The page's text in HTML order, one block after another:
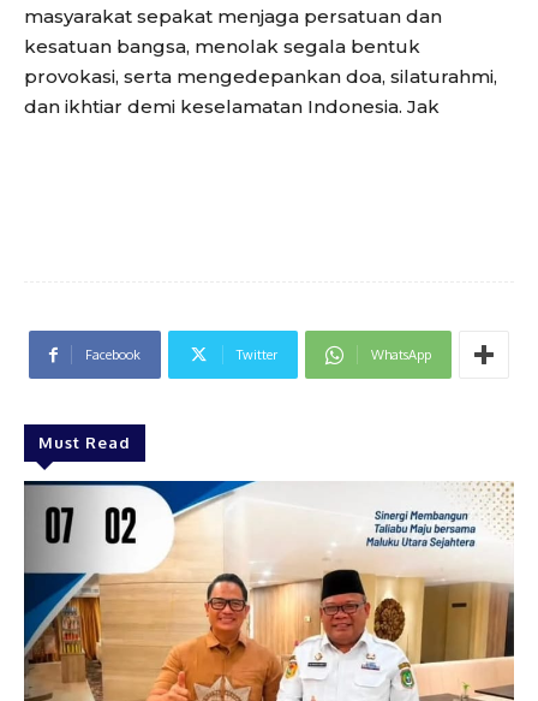
masyarakat sepakat menjaga persatuan dan
kesatuan bangsa, menolak segala bentuk
provokasi, serta mengedepankan doa, silaturahmi,
dan ikhtiar demi keselamatan Indonesia. Jak
Facebook Twitter WhatsApp
Must Read